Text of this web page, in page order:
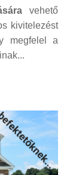
vehető
kivitelezést
megfelel a